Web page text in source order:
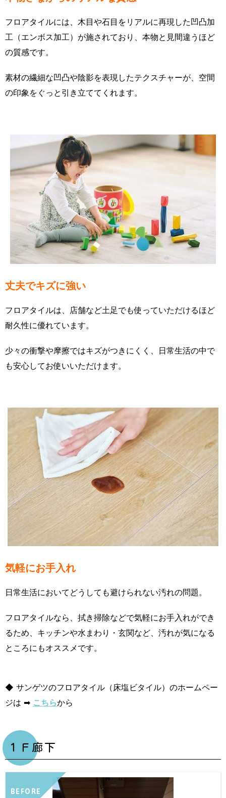
フロアタイルには、木目や石目をリアルに再現した凹凸加
工（エンボス加工）が施されており、本物と見間違うほど
の質感です。
素材の繊細な凹凸や陰影を表現したテクスチャーが、空間
の印象をぐっと引き立ててくれます。
丈夫でキズに強い
フロアタイルは、店舗など土足でも使っていただけるほど
耐久性に優れています。
少々の衝撃や摩擦ではキズがつきにくく、日常生活の中で
も安心してお使いいただけます。
気軽にお手入れ
日常生活においてどうしても避けられない汚れの問題。
フロアタイルなら、拭き掃除などで気軽にお手入れができ
るため、キッチンや水まわり・玄関など、汚れが気になる
ところにもオススメです。
◆ サンゲツのフロアタイル（床塩ビタイル）のホームペー
ジは ➡ こちらから
１Ｆ廊下
BEFORE